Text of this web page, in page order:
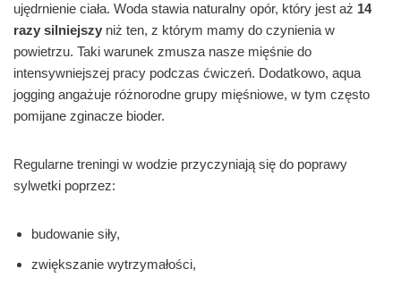
ujędrnienie ciała. Woda stawia naturalny opór, który jest aż 14
razy silniejszy niż ten, z którym mamy do czynienia w
powietrzu. Taki warunek zmusza nasze mięśnie do
intensywniejszej pracy podczas ćwiczeń. Dodatkowo, aqua
jogging angażuje różnorodne grupy mięśniowe, w tym często
pomijane zginacze bioder.
Regularne treningi w wodzie przyczyniają się do poprawy
sylwetki poprzez:
budowanie siły,
zwiększanie wytrzymałości,